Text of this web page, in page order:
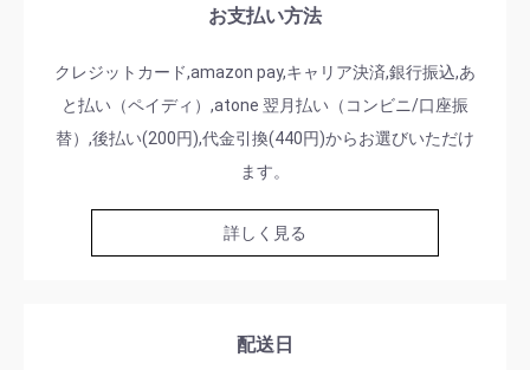
お支払い方法
クレジットカード,amazon pay,キャリア決済,銀行振込,あ
と払い（ペイディ）,atone 翌月払い（コンビニ/口座振
替）,後払い(200円),代金引換(440円)からお選びいただけ
ます。
詳しく見る
配送日